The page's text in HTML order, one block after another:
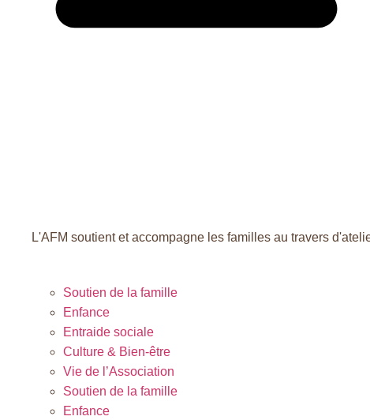
L'AFM soutient et accompagne les familles au travers
Soutien de la famille
Enfance
Entraide sociale
Culture & Bien-être
Vie de l’Association
Soutien de la famille
Enfance